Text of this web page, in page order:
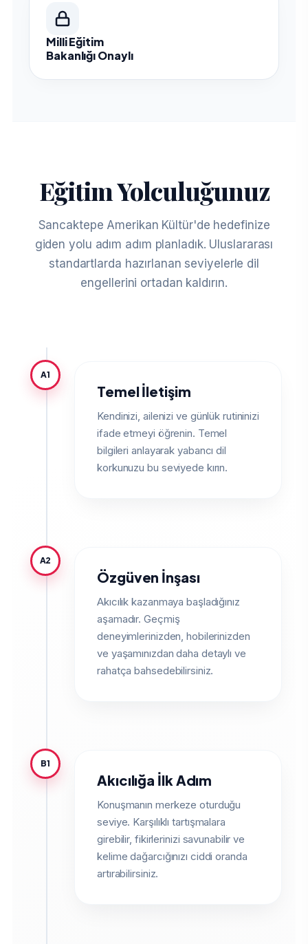
Milli Eğitim
Bakanlığı Onaylı
Eğitim Yolculuğunuz
Sancaktepe Amerikan Kültür'de hedefinize
giden yolu adım adım planladık. Uluslararası
standartlarda hazırlanan seviyelerle dil
engellerini ortadan kaldırın.
A1
Temel İletişim
Kendinizi, ailenizi ve günlük rutininizi
ifade etmeyi öğrenin. Temel
bilgileri anlayarak yabancı dil
korkunuzu bu seviyede kırın.
A2
Özgüven İnşası
Akıcılık kazanmaya başladığınız
aşamadır. Geçmiş
deneyimlerinizden, hobilerinizden
ve yaşamınızdan daha detaylı ve
rahatça bahsedebilirsiniz.
B1
Akıcılığa İlk Adım
Konuşmanın merkeze oturduğu
seviye. Karşılıklı tartışmalara
girebilir, fikirlerinizi savunabilir ve
kelime dağarcığınızı ciddi oranda
artırabilirsiniz.